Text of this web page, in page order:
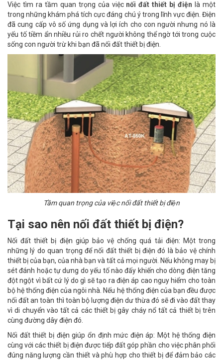
Việc tìm ra tầm quan trọng của việc nối đất thiết bị điện là một
trong những khám phá tích cực đáng chú ý trong lĩnh vực điện. Điện
đã cung cấp vô số ứng dụng và lợi ích cho con người nhưng nó là
yếu tố tiềm ẩn nhiều rủi ro chết người không thể ngờ tới trong cuộc
sống con người trừ khi bạn đã nối đất thiết bị điện.
Tầm quan trọng của việc nối đất thiết bị điện
Tại sao nên nối đất thiết bị điện?
Nối đất thiết bị điện giúp bảo vệ chống quá tải điện: Một trong
những lý do quan trọng để nối đất thiết bị điện đó là bảo vệ chính
thiết bị của bạn, của nhà bạn và tất cả mọi người. Nếu không may bị
sét đánh hoặc tự dưng do yếu tố nào đấy khiến cho dòng điện tăng
đột ngột vì bất cứ lý do gì sẽ tạo ra điện áp cao nguy hiểm cho toàn
bộ hệ thống điện của ngôi nhà. Nếu hệ thống điện của bạn đều được
nối đất an toàn thì toàn bộ lượng điện dư thừa đó sẽ đi vào đất thay
vì di chuyển vào tất cả các thiết bị gây cháy nổ tất cả thiết bị trên
cùng đường dây điện đó.
Nối đất thiết bị điện giúp ổn định mức điện áp: Một hệ thống điện
cùng với các thiết bị điện được tiếp đất góp phần cho việc phân phối
đúng năng lượng cần thiết và phù hợp cho thiết bị để đảm bảo các